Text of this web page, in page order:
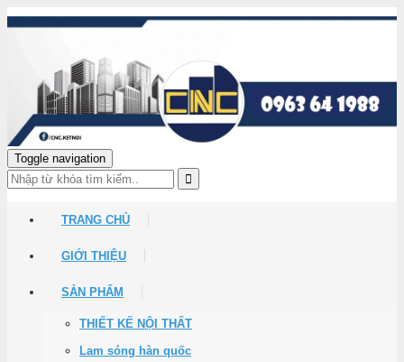
Toggle navigation
TRANG CHỦ
GIỚI THIỆU
SẢN PHẨM
THIẾT KẾ NỘI THẤT
Lam sóng hàn quốc